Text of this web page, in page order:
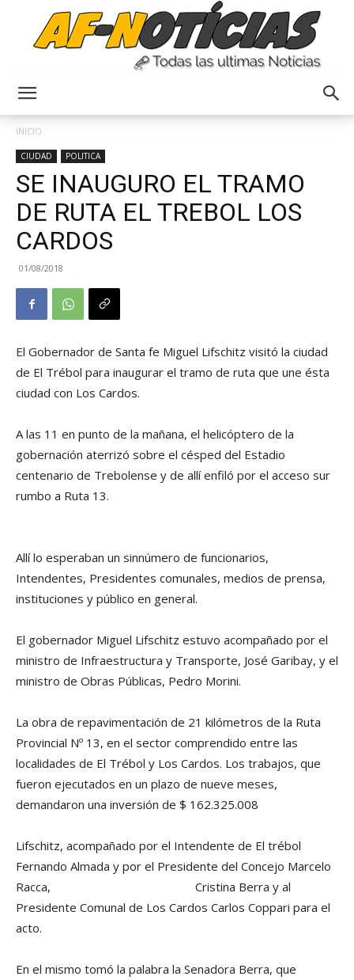
INICIO
CIUDAD POLITICA
SE INAUGURO EL TRAMO
DE RUTA EL TREBOL LOS
CARDOS
01/08/2018
El Gobernador de Santa fe Miguel Lifschitz visitó la ciudad
de El Trébol para inaugurar el tramo de ruta que une ésta
ciudad con Los Cardos.
A las 11 en punto de la mañana, el helicóptero de la
gobernación aterrizó sobre el césped del Estadio
centenario de Trebolense y de allí enfiló por el acceso sur
rumbo a Ruta 13.
Allí lo esperaban un sinnúmero de funcionarios,
Intendentes, Presidentes comunales, medios de prensa,
instituciones y público en general.
El gobernador Miguel Lifschitz estuvo acompañado por el
ministro de Infraestructura y Transporte, José Garibay, y el
ministro de Obras Públicas, Pedro Morini.
La obra de repavimentación de 21 kilómetros de la Ruta
Provincial Nº 13, en el sector comprendido entre las
localidades de El Trébol y Los Cardos. Los trabajos, que
fueron ejecutados en un plazo de nueve meses,
demandaron una inversión de $ 162.325.008
Lifschitz, acompañado por el Intendente de El trébol
Fernando Almada y por el Presidente del Concejo Marcelo
Racca,
Cristina Berra y al
Presidente Comunal de Los Cardos Carlos Coppari para el
acto.
En el mismo tomó la palabra la Senadora Berra, que